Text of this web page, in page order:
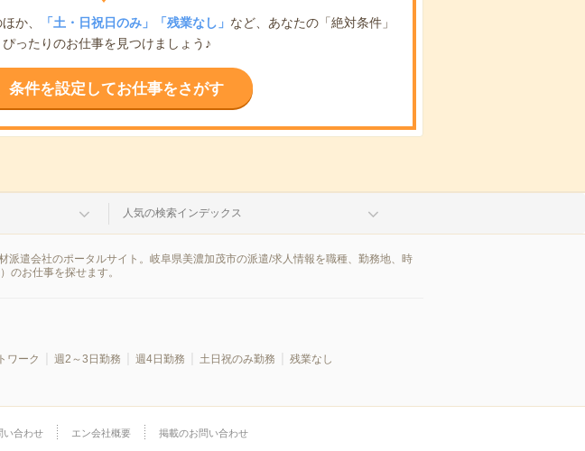
か、 「土・日祝日のみ」「残業なし」 など、あなたの「絶対条件」
ったりのお仕事を見つけましょう♪
条件を設定してお仕事をさがす
人気の検索インデックス
遣会社のポータルサイト。岐阜県美濃加茂市の派遣/求人情報を職種、勤務地、時
のお仕事を探せます。
ワーク 週2～3日勤務 週4日勤務 土日祝のみ勤務
残業なし
い合わせ エン会社概要 掲載のお問い合わせ